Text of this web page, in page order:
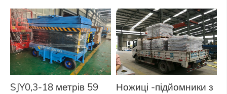
SJY0,3-18 метрів 59
Ножиці -підйомники з